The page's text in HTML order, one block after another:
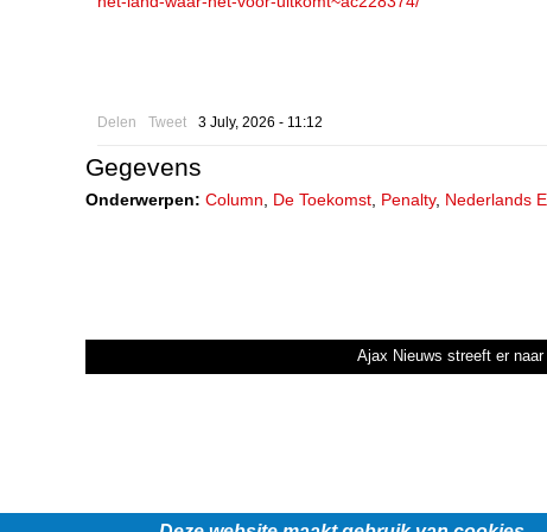
Delen Tweet 3 July, 2026 - 11:12
Gegevens
Onderwerpen: Column De Toekomst Penalty, Nederlands
Ajax Nieuws streeft er